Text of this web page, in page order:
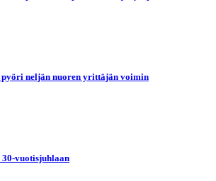
neljän nuoren yrittäjän voimin
30-vuotisjuhlaan